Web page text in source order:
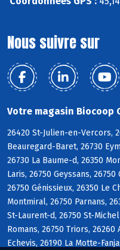
Nous suivre sur
Votre magasin Biocoop
26420 St-Julien-en-Vercors,
Beauregard-Baret, 26730
26730 La Baume-d, 26350
Laris, 26750 Geyssans,
26750 Génissieux, 26350 Le
Montmiral, 26750 Parnans,
St-Laurent-d, 26750 St-
Romans, 26750 Triors, 26260
Echevis, 26190 La Motte-